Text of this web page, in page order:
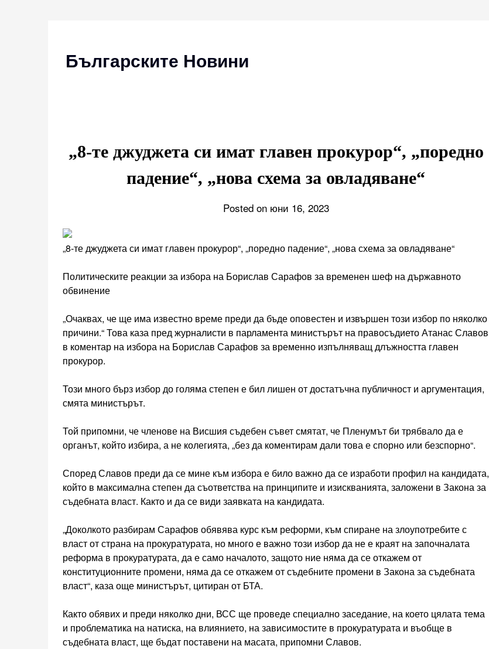
Българските Новини
„8-те джуджета си имат главен прокурор“, „поредно
падение“, „нова схема за овладяване“
Posted on юни 16, 2023
„8-те джуджета си имат главен прокурор“, „поредно падение“, „нова схема за овладяване“
Политическите реакции за избора на Борислав Сарафов за временен шеф на държавното
обвинение
„Очаквах, че ще има известно време преди да бъде оповестен и извършен този избор по няколко
причини.“ Това каза пред журналисти в парламента министърът на правосъдието Атанас Славов
в коментар на избора на Борислав Сарафов за временно изпълняващ длъжността главен
прокурор.
Този много бърз избор до голяма степен е бил лишен от достатъчна публичност и аргументация,
смята министърът.
Той припомни, че членове на Висшия съдебен съвет смятат, че Пленумът би трябвало да е
органът, който избира, а не колегията, „без да коментирам дали това е спорно или безспорно“.
Според Славов преди да се мине към избора е било важно да се изработи профил на кандидата,
който в максимална степен да съответства на принципите и изискванията, заложени в Закона за
съдебната власт. Както и да се види заявката на кандидата.
„Доколкото разбирам Сарафов обявява курс към реформи, към спиране на злоупотребите с
власт от страна на прокуратурата, но много е важно този избор да не е краят на започналата
реформа в прокуратурата, да е само началото, защото ние няма да се откажем от
конституционните промени, няма да се откажем от съдебните промени в Закона за съдебната
власт“, каза още министърът, цитиран от БТА.
Както обявих и преди няколко дни, ВСС ще проведе специално заседание, на което цялата тема
и проблематика на натиска, на влиянието, на зависимостите в прокуратурата и въобще в
съдебната власт, ще бъдат поставени на масата, припомни Славов.